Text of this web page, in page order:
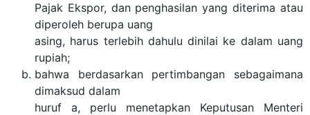
Pajak Ekspor, dan penghasilan yang diterima atau
diperoleh berupa uang
asing, harus terlebih dahulu dinilai ke dalam uang
rupiah;
bahwa berdasarkan pertimbangan sebagaimana
dimaksud dalam
huruf a, perlu menetapkan Keputusan Menteri